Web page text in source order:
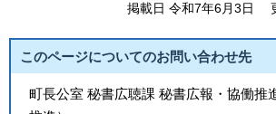
掲載日 令和7年6月3日
このページについてのお問い合わせ先
町長公室 秘書広聴課 秘書広報・協働推